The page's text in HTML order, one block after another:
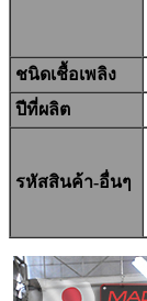
ชนิดเชื้อเพลิง
ปีที่ผลิต
รหัสสินค้า-อื่นๆ